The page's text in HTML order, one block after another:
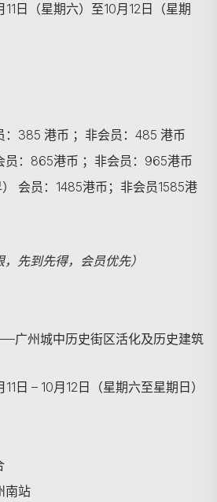
11日（星期六）至10月12日（星期
：385 港币 ；非会员：485 港币
员：865港币 ；非会员：965港币
会员：1485港币；非会员1585港
，先到先得，会员优先）
广州城中历史街区活化及历史建筑
日 – 10月12日（星期六至星期日）
南站